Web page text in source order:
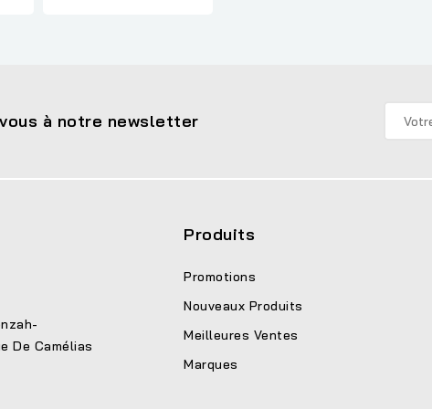
à notre newsletter
De Camélias
Produits
Promotions
Nouveaux Produits
Meilleures Ventes
Marques